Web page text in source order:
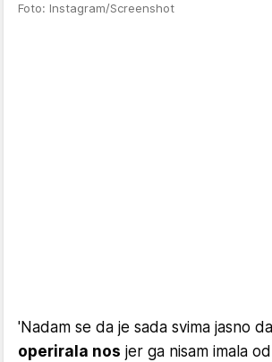
Foto: Instagram/Screenshot
'Nadam se da je sada svima jasno da
operirala nos jer ga nisam imala